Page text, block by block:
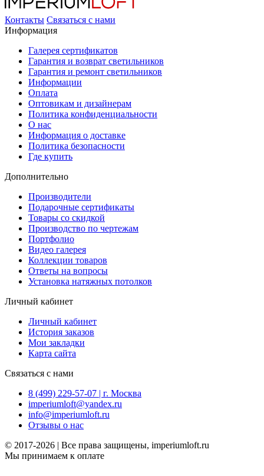
Контакты Связаться с нами
Информация
Галерея сертификатов
Гарантия и возврат светильников
Гарантия и ремонт светильников
Информации
Оплата
Оптовикам и дизайнерам
Политика конфиденциальности
О нас
Информация о доставке
Политика безопасности
Где купить
Дополнительно
Производители
Подарочные сертификаты
Товары со скидкой
Производство по чертежам
Портфолио
Видео галерея
Коллекции товаров
Ответы на вопросы
Установка натяжных потолков
Личный кабинет
Личный кабинет
История заказов
Мои закладки
Карта сайта
Связаться с нами
8 (499) 229-57-07 | г. Москва
imperiumloft@yandex.ru
info@imperiumloft.ru
Отзывы о нас
© 2017-2026 | Все права защищены, imperiumloft.ru
Мы принимаем к оплате